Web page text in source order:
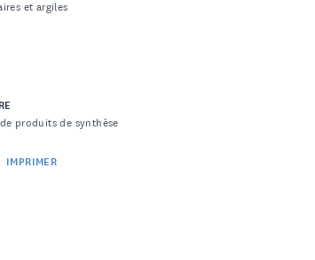
et argiles
produits de synthèse
IMPRIMER